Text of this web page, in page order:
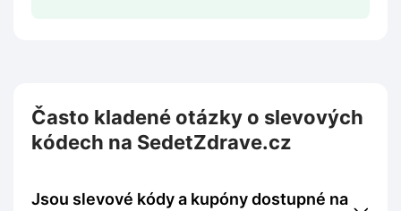
Často kladené otázky o slevových
kódech na SedetZdrave.cz
Jsou slevové kódy a kupóny dostupné na